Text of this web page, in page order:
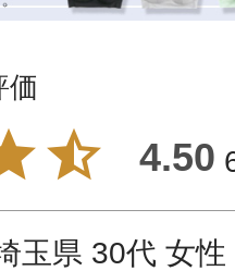
4.50
玉県 30代 女性